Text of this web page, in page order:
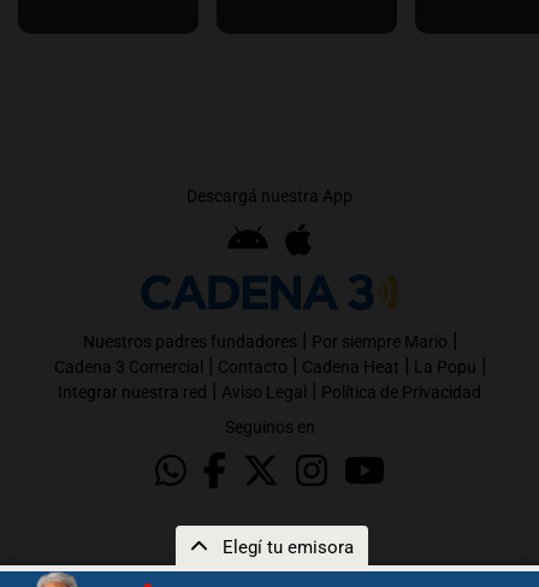
Elegí tu emisora
Descargá nuestra App
Nuestros padres fundadores | Por siempre Mario |
Cadena 3 Comercial | Contacto | Cadena Heat | La Popu |
Integrar nuestra red | Aviso Legal | Política de Privacidad
Seguinos en